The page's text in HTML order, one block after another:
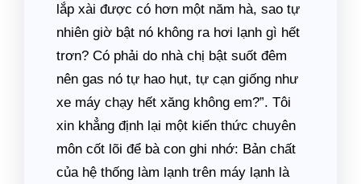
lắp xài được có hơn một năm hà, sao tự
nhiên giờ bật nó không ra hơi lạnh gì hết
trơn? Có phải do nhà chị bật suốt đêm
nên gas nó tự hao hụt, tự cạn giống như
xe máy chạy hết xăng không em?”. Tôi
xin khẳng định lại một kiến thức chuyên
môn cốt lõi để bà con ghi nhớ: Bản chất
của hệ thống làm lạnh trên máy lạnh là